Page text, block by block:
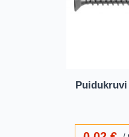
Puidukruvi